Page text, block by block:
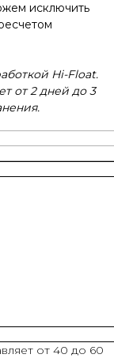
исключить
Hi-Float.
от 2 дней до 3
от 40 до 60